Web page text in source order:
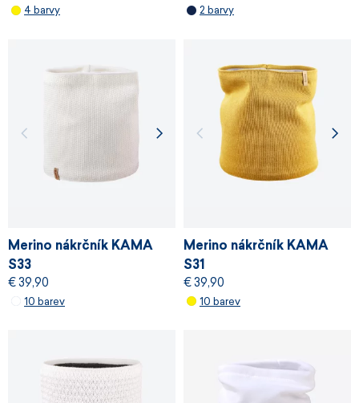
4 barvy 2 barvy
Merino nákrčník KAMA
S33
€ 39,90
10 barev
Merino nákrčník KAMA
S31
€ 39,90
10 barev